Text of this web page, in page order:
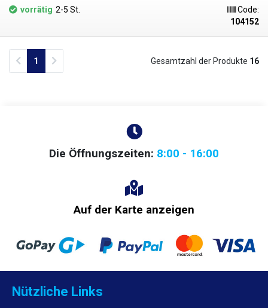
vorrätig 2-5 St.
Code:
104152
Previous
1 Gesamtzahl der Produkte 16
Die Öffnungszeiten: 8:00 - 16:00
Auf der Karte anzeigen
Nützliche Links